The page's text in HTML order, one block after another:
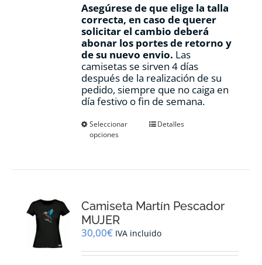
Asegúrese de que elige la talla
correcta, en caso de querer
solicitar el cambio deberá
abonar los portes de retorno y
de su nuevo envio. Las
camisetas se sirven 4 días
después de la realización de su
pedido, siempre que no caiga en
día festivo o fin de semana.
Seleccionar
opciones
Este
se
elegir
la
Detalles
Camiseta Martín Pescador
MUJER
30,00€ IVA incluido